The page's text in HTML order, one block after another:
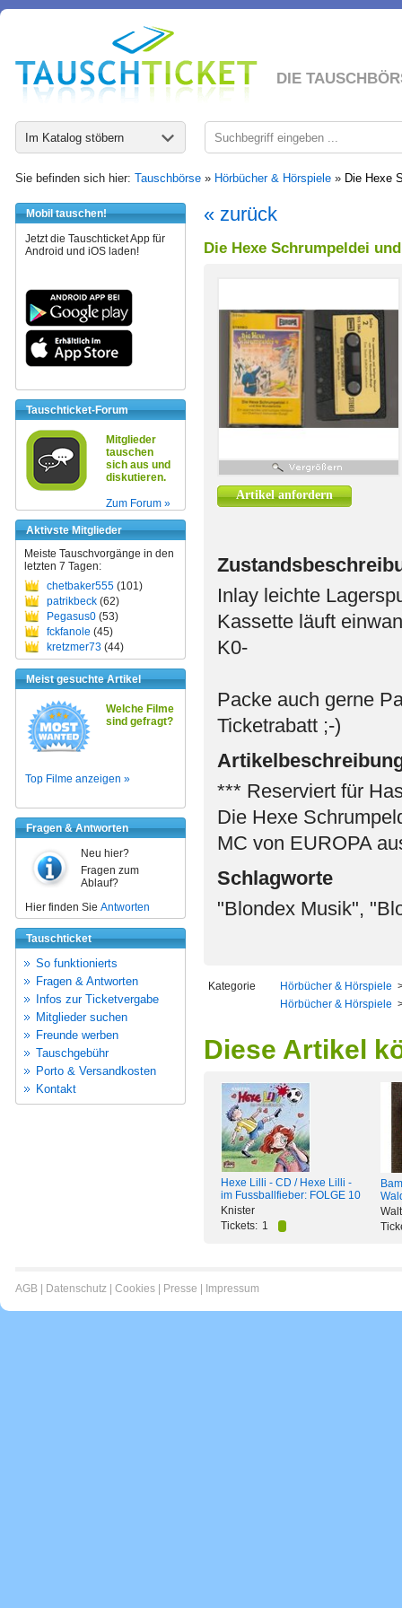
DIE
Im Katalog stöbern
Sie befinden sich hier: Tauschbörse » Hörbücher & Hörspiele » Die Hexe
Mobil tauschen!
Jetzt die Tauschticket App für
Android und iOS laden!
Tauschticket-Forum
Mitglieder
tauschen
sich aus und
diskutieren.
Zum Forum »
Aktivste Mitglieder
Meiste Tauschvorgänge in den
letzten 7 Tagen:
chetbaker555 (101)
patrikbeck (62)
Pegasus0 (53)
fckfanole (45)
kretzmer73 (44)
Meist gesuchte Artikel
Welche Filme
sind gefragt?
Top Filme anzeigen »
Fragen & Antworten
Neu hier?
Fragen zum
Ablauf?
Hier finden Sie Antworten
Tauschticket
So funktionierts
Fragen & Antworten
Infos zur Ticketvergabe
Mitglieder suchen
Freunde werben
Tauschgebühr
Porto & Versandkosten
Kontakt
« zurück
Die Hexe Schrumpeldei
Artikel anfordern
Inlay leichte
Kassette läuft
K0-
Packe auch gerne
Ticketrabatt ;-)
*** Reserviert für
Die Hexe
MC von EUROPA
Schlagworte
"Blondex Musik",
Kategorie Hörbücher & Hörspiele
Hörbücher & Hörspiele
Diese Artikel
Hexe Lilli - CD / Hexe Lilli -
im Fussballfieber: FOLGE 10
Knister
Tickets: 1
AGB Datenschutz Cookies Presse Impressum